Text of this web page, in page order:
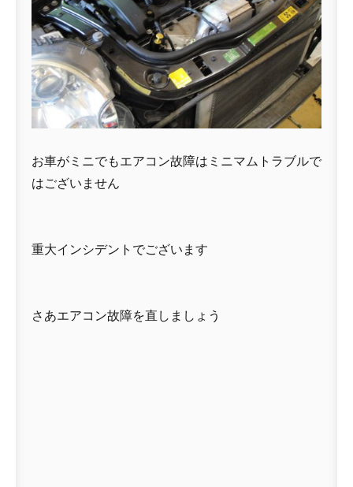
お車がミニでもエアコン故障はミニマムトラブルで
はございません
重大インシデントでございます
さあエアコン故障を直しましょう